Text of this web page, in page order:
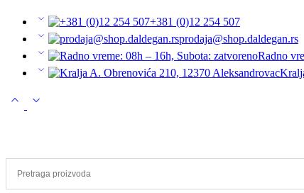
+381 (0)12 254 507
prodaja@shop.daldegan.rs
Radno